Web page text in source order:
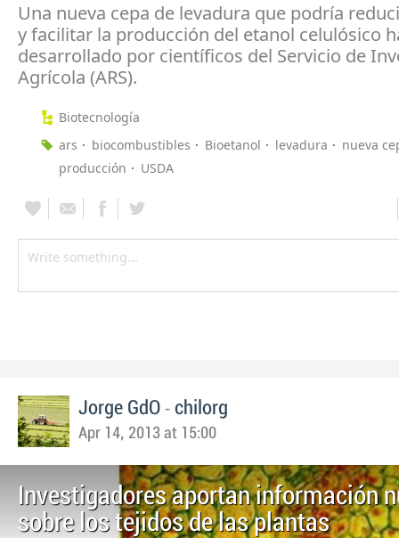
Una nueva cepa de levadura que podría
y facilitar la producción del etanol celulósico
desarrollado por científicos del Servicio de
Agrícola (ARS).
Biotecnología
ars
biocombustibles Bioetanol levadura
nueva
producción
USDA
Jorge GdO - chilorg
Apr 14, 2013 at 15:00
Investigadores aportan información
sobre los tejidos de las plantas